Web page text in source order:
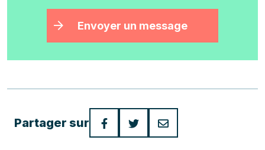
Envoyer un message
Votre email
Partager sur